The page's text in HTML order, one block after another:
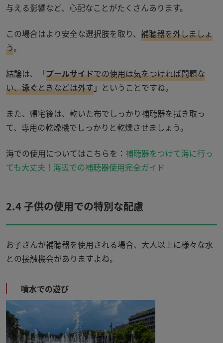
与える影響など、心配なことがたくさんあります。
この場合はより安全な選択肢を取り、 補聴器を外しましょ
う。
結論は、「プールサイドでの使用は気をつければ問題な
い、泳ぐときなどは外す」ということですね。
また、帰宅後は、乾いた布でしっかり補聴器を拭き取っ
て、専用の乾燥機でしっかりと乾燥させましょう。
海での使用についてはこちらを： 補聴器をつけて海に行っ
ても大丈夫！海辺での補聴器使用完全ガイド
2.4 子供の使用での特別な配慮
お子さんが補聴器を使用される場合、大人以上に様々な水
との接触機会がありますよね。
噴水での遊び